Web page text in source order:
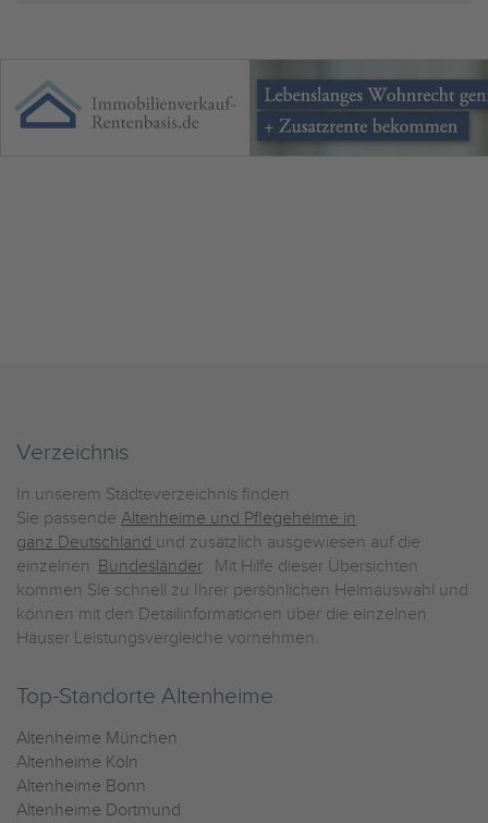
Verzeichnis
In unserem Städteverzeichnis finden
Sie passende Altenheime und Pflegeheime in
ganz Deutschland und zusätzlich ausgewiesen auf die
einzelnen Bundesländer. Mit Hilfe dieser Übersichten
kommen Sie schnell zu Ihrer persönlichen Heimauswahl und
können mit den Detailinformationen über die einzelnen
Häuser Leistungsvergleiche vornehmen.
Top-Standorte Altenheime
Altenheime München
Altenheime Köln
Altenheime Bonn
Altenheime Dortmund